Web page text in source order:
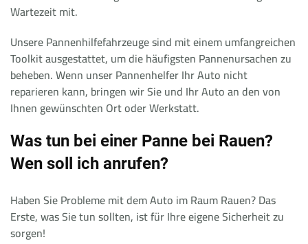
Wartezeit mit.
Unsere Pannenhilfefahrzeuge sind mit einem umfangreichen
Toolkit ausgestattet, um die häufigsten Pannenursachen zu
beheben. Wenn unser Pannenhelfer Ihr Auto nicht
reparieren kann, bringen wir Sie und Ihr Auto an den von
Ihnen gewünschten Ort oder Werkstatt.
Was tun bei einer Panne bei Rauen?
Wen soll ich anrufen?
Haben Sie Probleme mit dem Auto im Raum Rauen? Das
Erste, was Sie tun sollten, ist für Ihre eigene Sicherheit zu
sorgen!